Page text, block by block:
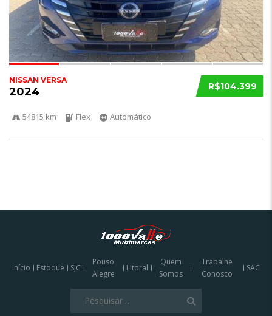
R$104.399
NISSAN VERSA
2024
54815 km Flex Automático
Início Estoque SJC
Pouso
Alegre
Litoral
Quem
Somos
Trabalhe
Conosco
SAC